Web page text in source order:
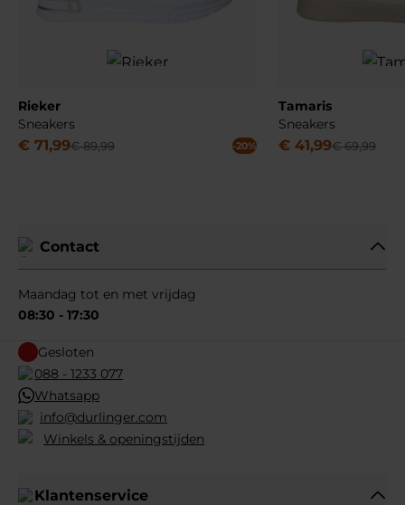
Rieker
Sneakers
€ 71,99€ 89,99 -20%
Tamaris
Sneakers
€ 41,99€ 69,99
Contact
Maandag tot en met vrijdag
08:30 - 17:30
Gesloten
088 - 1233 077
Whatsapp
info@durlinger.com
Winkels & openingstijden
Klantenservice